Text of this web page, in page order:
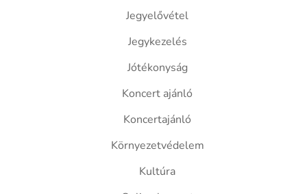
Jegyelővétel
Jegykezelés
Jótékonyság
Koncert ajánló
Koncertajánló
Környezetvédelem
Kultúra